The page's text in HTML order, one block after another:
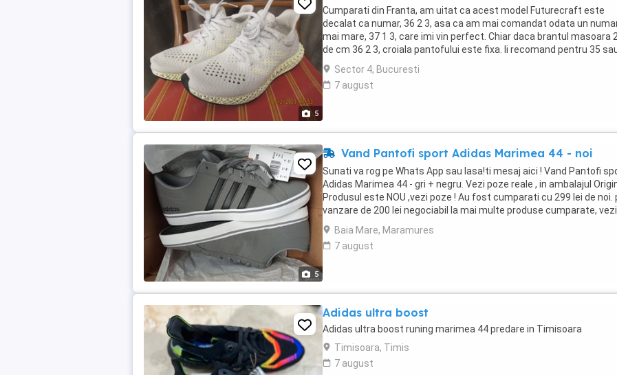
5
Cumparati din Franta, am uitat ca acest model Futurecraft este
decalat ca numar, 36 2 3, asa ca am mai comandat odata un
mai mare, 37 1 3, care imi vin perfect. Chiar daca brantul masoara
de cm 36 2 3, croiala pantofului este fixa. Ii recomand pentru 35
35,5 cm. Materialul este lejer, respirabil, ...
Sector 4, Bucuresti
7 august
5
Vand Pantofi sport Adidas Marimea 44 - noi
Sunati va rog pe Whats App sau lasa!ti mesaj aici ! Vand Pantofi
Adidas Marimea 44 - gri + negru. Vezi poze reale , in ambalajul
Produsul este NOU ,vezi poze ! Au fost cumparati cu 299 lei de noi.
vanzare de 200 lei negociabil la mai multe produse cumparate, vezi
anunturile ...
Baia Mare, Maramures
7 august
Adidas ultra boost
Adidas ultra boost runing marimea 44 predare in Timisoara
Timisoara, Timis
7 august